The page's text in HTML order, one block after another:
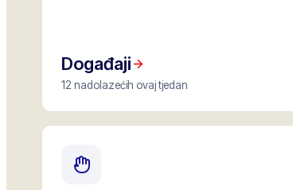
Događaji
12 nadolazećih ovaj tjedan